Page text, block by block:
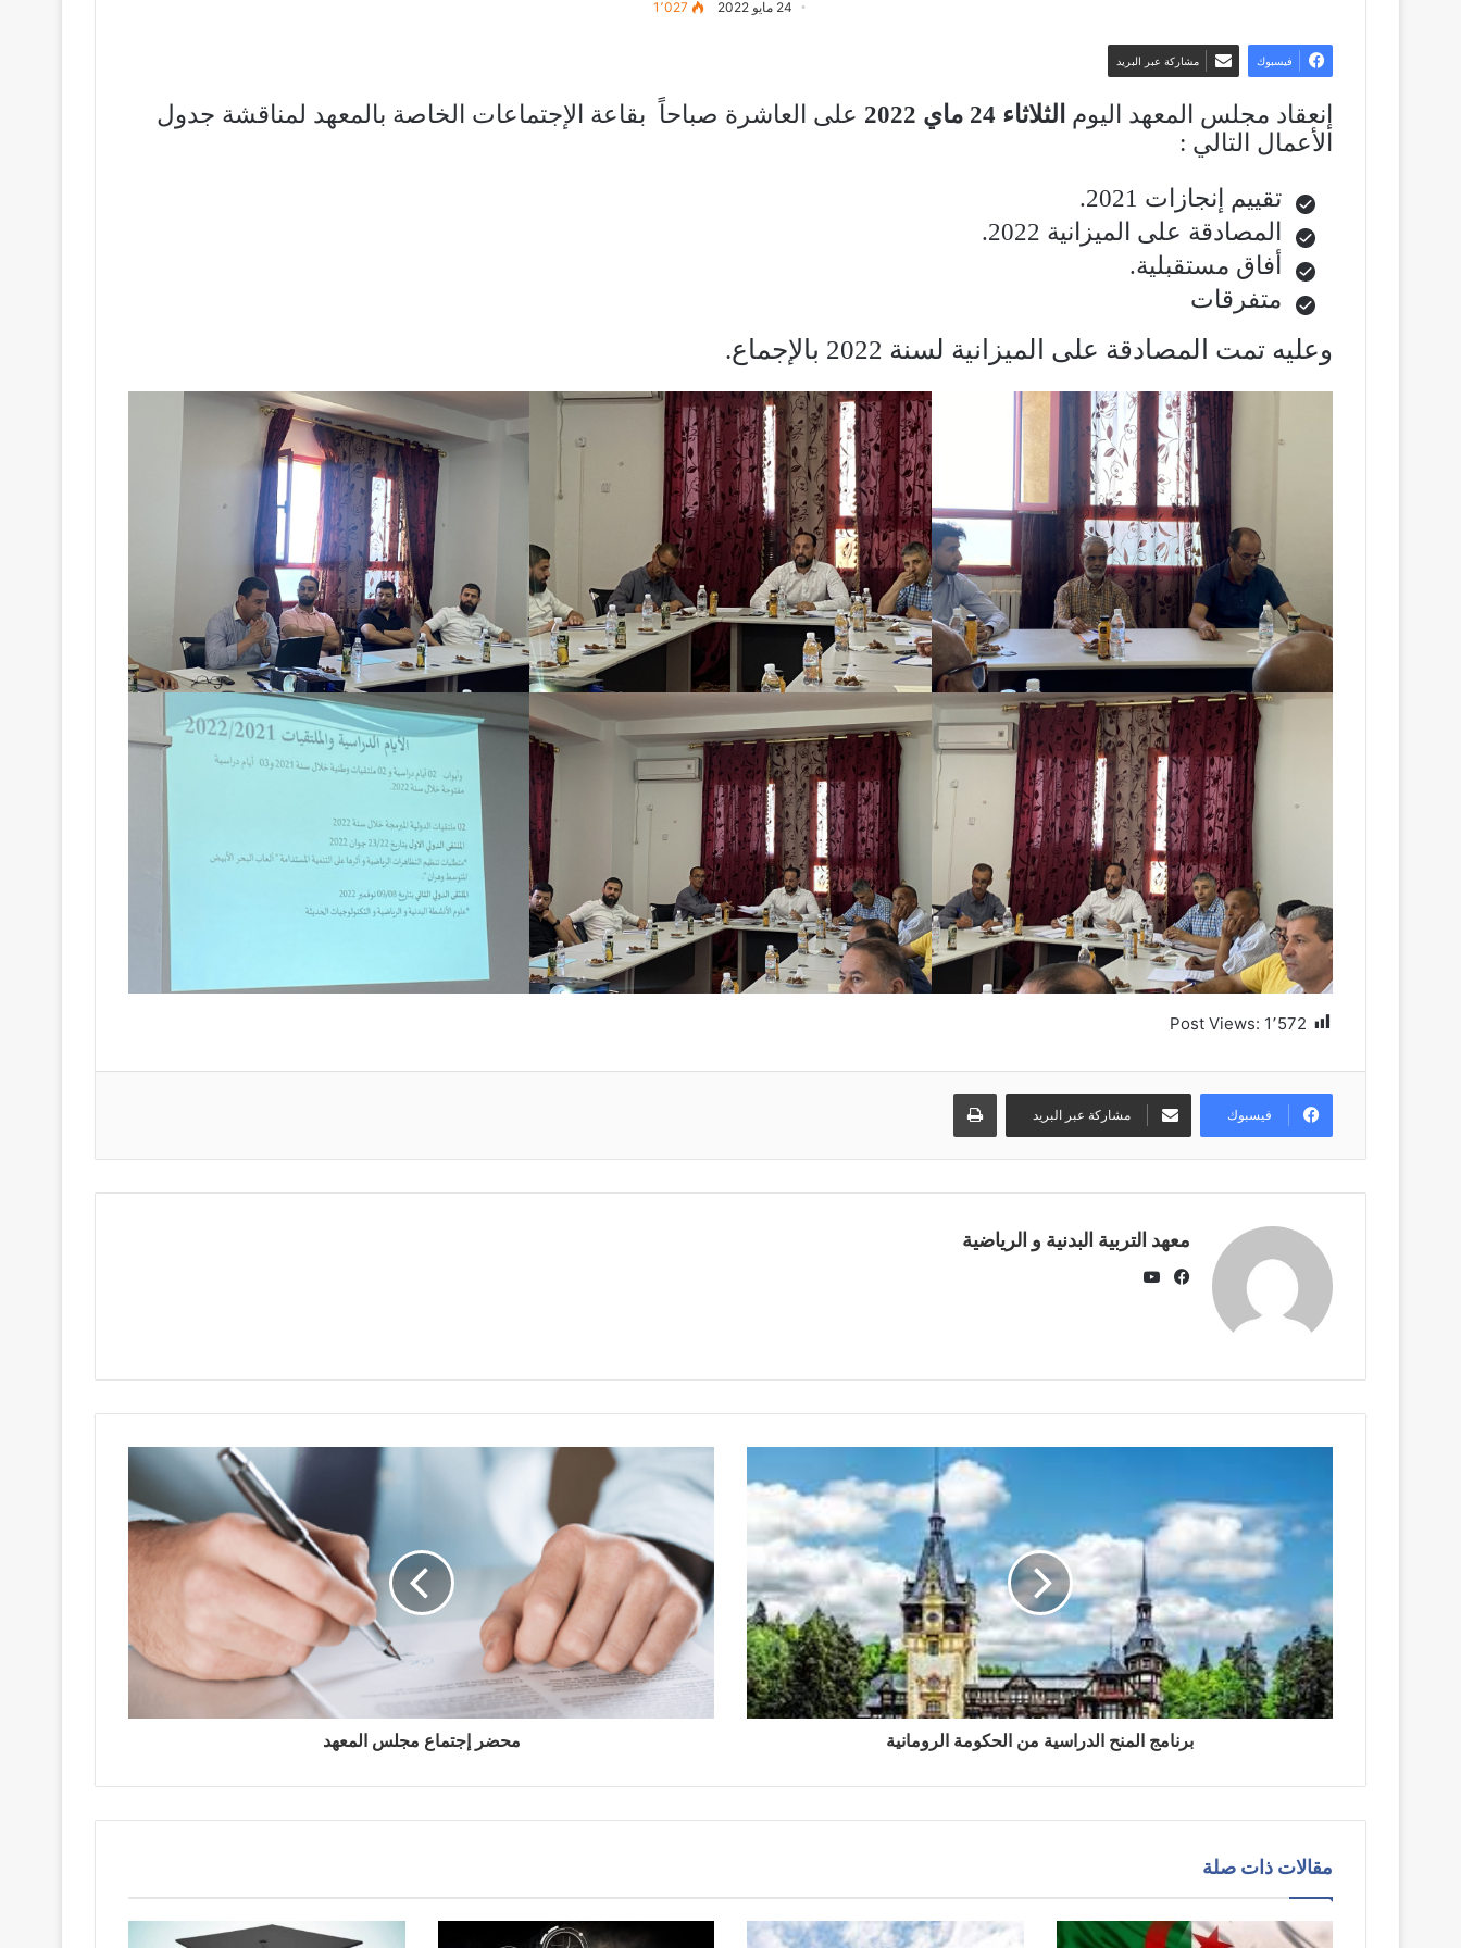
24 مايو 2022 1٬027
فيسبوك مشاركة عبر البريد
إنعقاد مجلس المعهد اليوم الثلاثاء 24 ماي 2022
على العاشرة صباحاً بقاعة الإجتماعات الخاصة بالمعهد لمناقشة جدول
الأعمال التالي :
تقييم إنجازات 2021.
المصادقة على الميزانية 2022.
أفاق مستقبلية.
متفرقات
وعليه تمت المصادقة على الميزانية لسنة 2022 بالإجماع.
Post Views: 1٬572
فيسبوك مشاركة عبر البريد
طباعة
معهد التربية البدنية و الرياضية
برنامج المنح الدراسية من الحكومة الرومانية محضر إجتماع مجلس المعهد
مقالات ذات صلة